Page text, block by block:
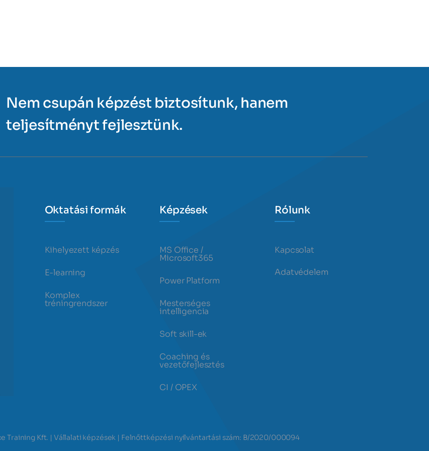
Nem csupán képzést biztosítunk, hanem
teljesítményt fejlesztünk.
Oktatási formák
Kihelyezett képzés
E-learning
Komplex
tréningrendszer
Képzések
MS Office /
Microsoft365
Power Platform
Mesterséges
intelligencia
Soft skill-ek
Coaching és
vezetőfejlesztés
CI / OPEX
Rólunk
Kapcsolat
Adatvédelem
Training Kft. | Vállalati képzések | Felnőttképzési nyilvántartási szám: B/2020/000094